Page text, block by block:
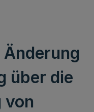
über die
von